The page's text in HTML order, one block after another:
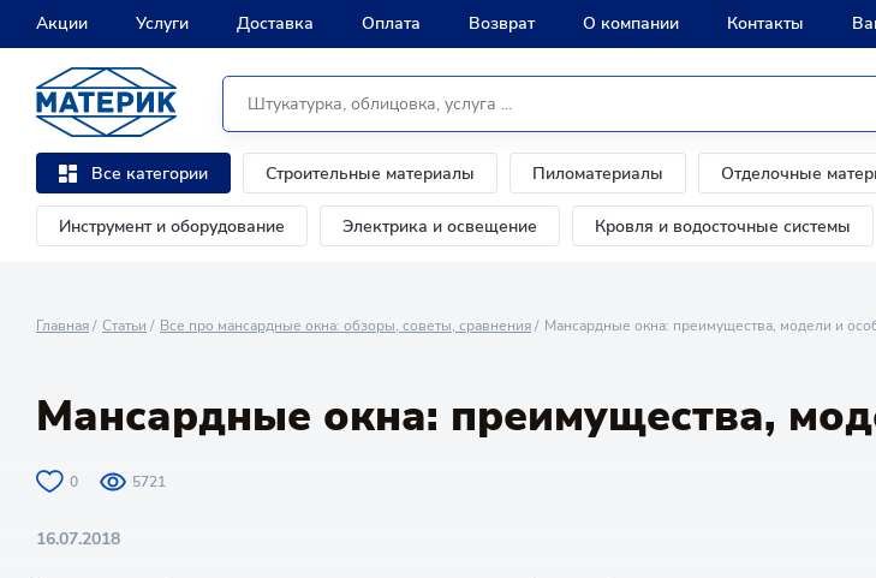
Акции Услуги Доставка Оплата Возврат О компании Контакты
Все категории Строительные материалы Пиломатериалы Отделочные
Инструмент и оборудование Электрика и освещение Кровля и водосточные системы
Главная Статьи Все про мансардные окна: обзоры, советы, сравнения Мансардные окна: преимущества, модели и
Мансардные окна: преимущества,
0 5721
16.07.2018